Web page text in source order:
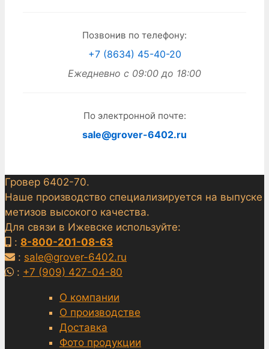
Позвонив по телефону:
+7 (8634) 45-40-20
Ежедневно с 09:00 до 18:00
По электронной почте:
sale@grover-6402.ru
Гровер 6402-70.
Наше производство специализируется на выпуске
метизов высокого качества.
Для связи в Ижевске используйте:
: 8-800-201-08-63
: sale@grover-6402.ru
: +7 (909) 427-04-80
О компании
О производстве
Доставка
Фото продукции